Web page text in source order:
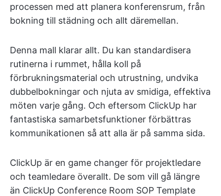
processen med att planera konferensrum, från
bokning till städning och allt däremellan.
Denna mall klarar allt. Du kan standardisera
rutinerna i rummet, hålla koll på
förbrukningsmaterial och utrustning, undvika
dubbelbokningar och njuta av smidiga, effektiva
möten varje gång. Och eftersom ClickUp har
fantastiska samarbetsfunktioner förbättras
kommunikationen så att alla är på samma sida.
ClickUp är en game changer för projektledare
och teamledare överallt. De som vill gå längre
än ClickUp Conference Room SOP Template